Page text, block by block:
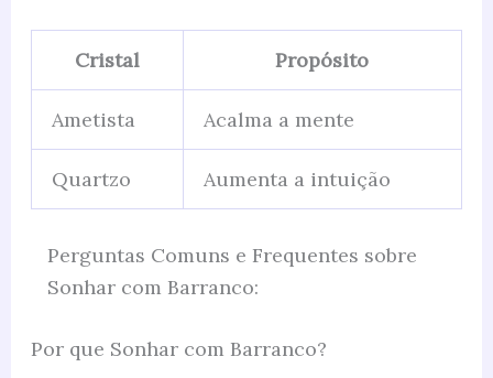
Cristal Propósito
Ametista Acalma a mente
Quartzo Aumenta a intuição
Perguntas Comuns e Frequentes sobre
Sonhar com Barranco:
Por que Sonhar com Barranco?